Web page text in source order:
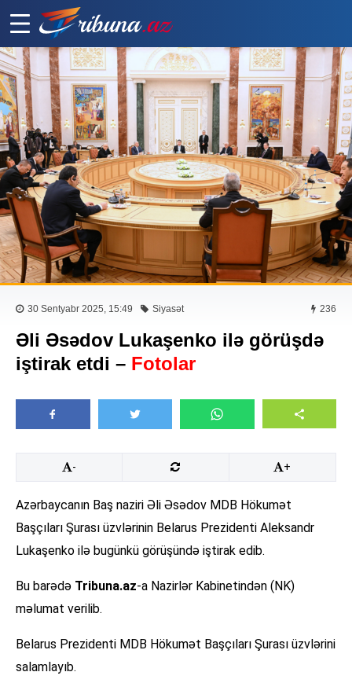
30 Sentyabr 2025, 15:49 Siyasət 236
Əli Əsədov Lukaşenko ilə görüşdə
iştirak etdi – Fotolar
- +
Azərbaycanın Baş naziri Əli Əsədov MDB Hökumət
Başçıları Şurası üzvlərinin Belarus Prezidenti Aleksandr
Lukaşenko ilə bugünkü görüşündə iştirak edib.
Bu barədə Tribuna.az-a Nazirlər Kabinetindən (NK)
məlumat verilib.
Belarus Prezidenti MDB Hökumət Başçıları Şurası üzvlərini
salamlayıb.